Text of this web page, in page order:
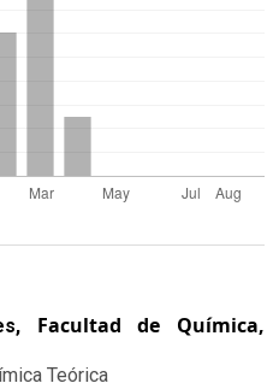
Facultad de Química,
Teórica